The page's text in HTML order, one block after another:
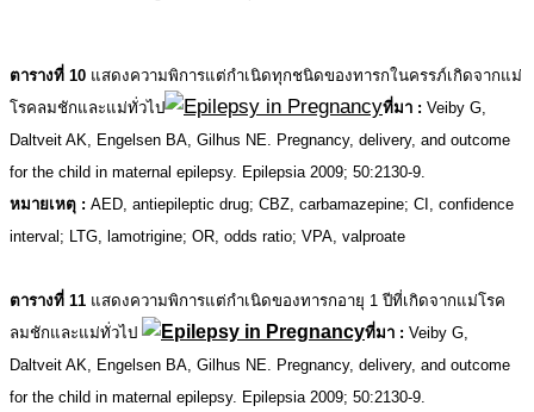
ตารางที่ 10 แสดงความพิการแต่กำเนิดทุกชนิดของทารกในครรภ์เกิดจากแม่
โรคลมชักและแม่ทั่วไป
ที่มา : Veiby G,
Daltveit AK, Engelsen BA, Gilhus NE. Pregnancy, delivery, and outcome
for the child in maternal epilepsy. Epilepsia 2009; 50:2130-9.
หมายเหตุ : AED, antiepileptic drug; CBZ, carbamazepine; CI, confidence
interval; LTG, lamotrigine; OR, odds ratio; VPA, valproate
ตารางที่ 11 แสดงความพิการแต่กำเนิดของทารกอายุ 1 ปีที่เกิดจากแม่โรค
ลมชักและแม่ทั่วไป
ที่มา : Veiby G,
Daltveit AK, Engelsen BA, Gilhus NE. Pregnancy, delivery, and outcome
for the child in maternal epilepsy. Epilepsia 2009; 50:2130-9.